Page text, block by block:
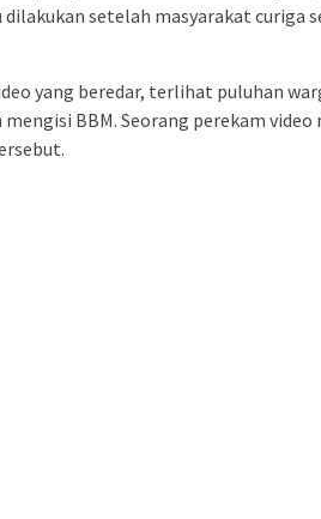
setelah masyarakat curiga
yang beredar, terlihat puluhan
BBM. Seorang perekam